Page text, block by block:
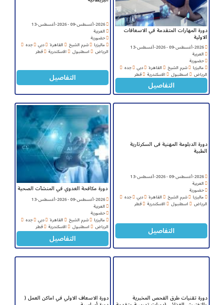
دورة المهارات المتقدمة في الاسعافات
الاولية
2026-أغسطس-09 - 2026-أغسطس-13
العربية
حضورية
ماليزيا شرم الشيخ القاهرة دبي جده
الرياض اسطنبول الاسكندرية قطر
التفاصيل
2026-أغسطس-09 - 2026-أغسطس-13
العربية
حضورية
ماليزيا شرم الشيخ القاهرة دبي جده
الرياض اسطنبول الاسكندرية قطر
التفاصيل
دورة الدبلومة المهنية فى السكرتارية
الطبية
2026-أغسطس-09 - 2026-أغسطس-13
العربية
حضورية
ماليزيا شرم الشيخ القاهرة دبي جده
الرياض اسطنبول الاسكندرية قطر
التفاصيل
دورة مكافحة العدوي في المنشآت الصحية
2026-أغسطس-09 - 2026-أغسطس-13
العربية
حضورية
ماليزيا شرم الشيخ القاهرة دبي جده
الرياض اسطنبول الاسكندرية قطر
التفاصيل
دورة تقنيات طرق الفحص المخبرية دورة الاسعاف الاولي في اماكن العمل (